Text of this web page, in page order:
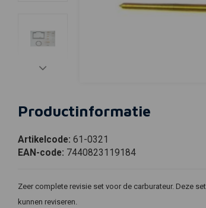
Productinformatie
Artikelcode: 61-0321
EAN-code: 7440823119184
Zeer complete revisie set voor de carburateur. Deze
kunnen reviseren.